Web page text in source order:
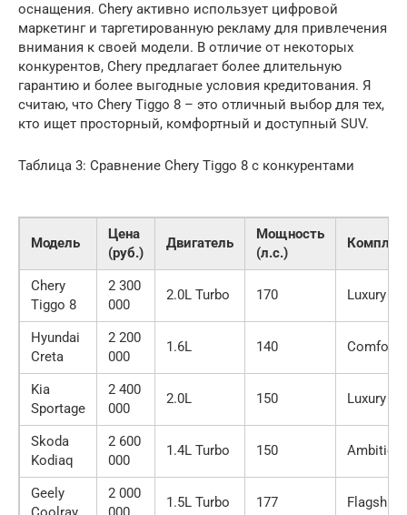
оснащения. Chery активно использует цифровой
маркетинг и таргетированную рекламу для привлечения
внимания к своей модели. В отличие от некоторых
конкурентов, Chery предлагает более длительную
гарантию и более выгодные условия кредитования. Я
считаю, что Chery Tiggo 8 – это отличный выбор для тех,
кто ищет просторный, комфортный и доступный SUV.
Таблица 3: Сравнение Chery Tiggo 8 с конкурентами
Модель
Цена
(руб.)
Двигатель
Мощность
(л.с.)
Chery
Tiggo 8
2 300
000
2.0L Turbo 170 Luxury
Hyundai
Creta
2 200
000
1.6L 140 Comfort
Kia
Sportage
2 400
000
2.0L 150 Luxury
Skoda
Kodiaq
2 600
000
1.4L Turbo 150 Ambition
Geely
2 000
1.5L Turbo 177 Flagship